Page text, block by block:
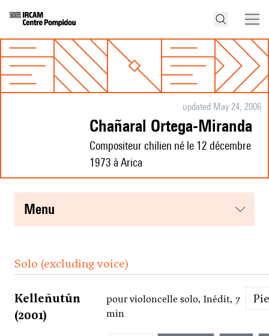
updated May 24, 2006
Chañaral Ortega-Miranda
Compositeur chilien né le 12 décembre
1973 à Arica
menu
Solo (excluding voice)
Kelleñutún
(2001)
pour violoncelle solo, Inédit, 7
min